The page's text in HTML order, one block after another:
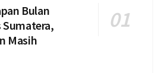
Bulan
Sumatera,
Masih